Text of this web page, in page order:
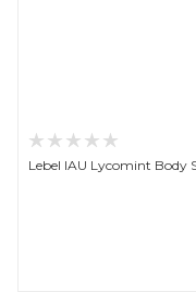
Lebel IAU Lycomint